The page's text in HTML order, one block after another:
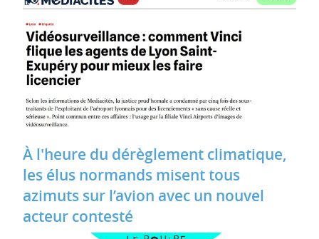
À l'heure du dérèglement climatique,
les élus normands misent tous
azimuts sur l’avion avec un nouvel
acteur contesté